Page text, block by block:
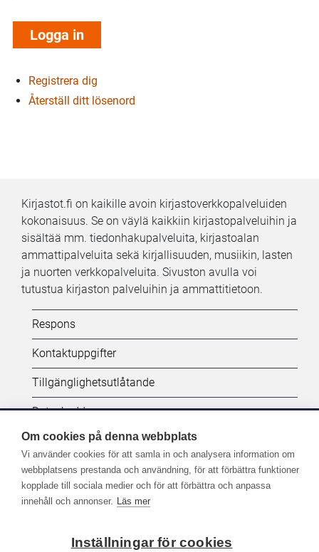
Registrera dig
Återställ ditt lösenord
Kirjastot.fi on kaikille avoin kirjastoverkkopalveluiden
kokonaisuus. Se on väylä kaikkiin kirjastopalveluihin ja
sisältää mm. tiedonhakupalveluita, kirjastoalan
ammattipalveluita sekä kirjallisuuden, musiikin, lasten
ja nuorten verkkopalveluita. Sivuston avulla voi
tutustua kirjaston palveluihin ja ammattitietoon.
Kifi:
Biblioteken.fi-
alatunniste
(SV)
Respons
Kontaktuppgifter
Tillgänglighetsutlåtande
Dataskydd
Seuraa meitä:
Lisää Kirjastot.fi-palvelujen sometilejä
Om cookies på denna webbplats
Vi använder cookies för att samla in och analysera information om
webbplatsens prestanda och användning, för att förbättra funktioner
kopplade till sociala medier och för att förbättra och anpassa
innehåll och annonser. Läs mer
Inställningar för cookies